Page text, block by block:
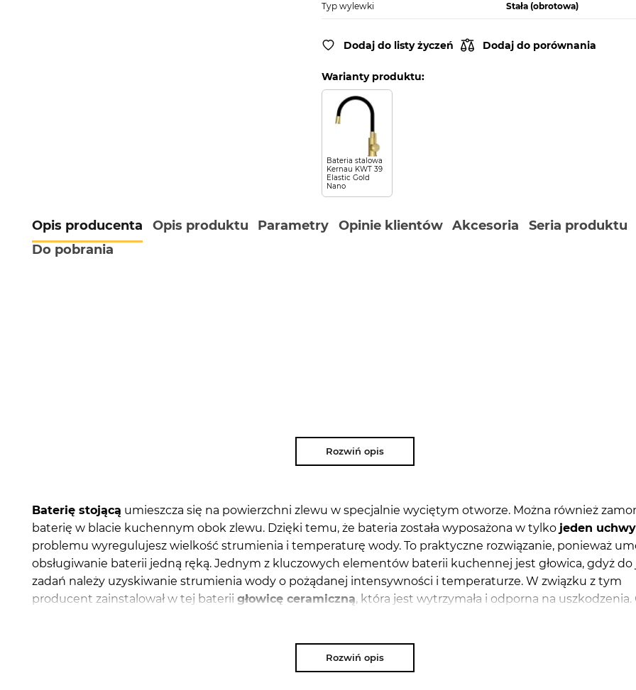
Typ wylewki
Stała (obrotowa)
Dodaj do listy życzeń Dodaj do porównania
Warianty produktu:
Bateria stalowa
Kernau KWT 39
Elastic Gold
Nano
Opis producenta Opis produktu Parametry Opinie klientów Akcesoria
Seria produktu
Do pobrania
Rozwiń opis
Baterię stojącą umieszcza się na powierzchni zlewu w specjalnie wyciętym otworze. Można również
baterię w blacie kuchennym obok zlewu. Dzięki temu, że bateria została wyposażona w tylko jeden
problemu wyregulujesz wielkość strumienia i temperaturę wody. To praktyczne rozwiązanie, ponieważ
obsługiwanie baterii jedną ręką. Jednym z kluczowych elementów baterii kuchennej jest głowica, gdyż do
zadań należy uzyskiwanie strumienia wody o pożądanej intensywności i temperaturze. W związku z tym
producent zainstalował w tej baterii głowicę ceramiczną, która jest wytrzymała i odporna na uszkodzenia.
korzystania ze zlewu, szczególnie z dwoma komorami. Dzięki temu, że wylewkę można obracać w
precyzyjnie wyczyścisz komory zlewozmywaka i łatwo napełnisz wodą naczynia, które nie zmieściłyby się
Rozwiń opis